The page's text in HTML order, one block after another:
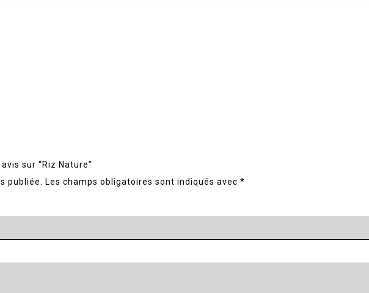
sur “Riz Nature”
publiée.
Les champs obligatoires sont indiqués avec *